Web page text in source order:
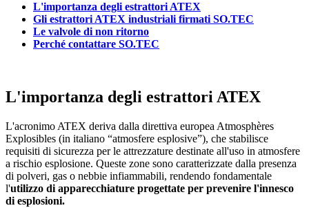
L'importanza degli estrattori ATEX
Gli estrattori ATEX industriali firmati SO.TEC
Le valvole di non ritorno
Perché contattare SO.TEC
L'importanza degli estrattori ATEX
L'acronimo ATEX deriva dalla direttiva europea Atmosphères
Explosibles (in italiano “atmosfere esplosive”), che stabilisce
requisiti di sicurezza per le attrezzature destinate all'uso in atmosfere
a rischio esplosione. Queste zone sono caratterizzate dalla presenza
di polveri, gas o nebbie infiammabili, rendendo fondamentale
l'utilizzo di apparecchiature progettate per prevenire l'innesco
di esplosioni.